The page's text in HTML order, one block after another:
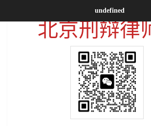
北京刑辩律
undefined